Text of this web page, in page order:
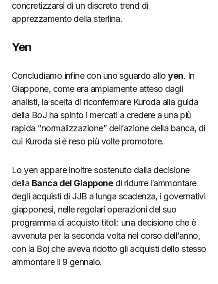
concretizzarsi di un discreto trend di
apprezzamento della sterlina.
Yen
Concludiamo infine con uno sguardo alloyen. In
Giappone, come era ampiamente atteso dagli
analisti, la scelta di riconfermare Kuroda alla guida
della BoJ ha spinto i mercati a credere a una più
rapida “normalizzazione” dell’azione della banca, di
cui Kuroda si è reso più volte promotore.
Lo yen appare inoltre sostenuto dalla decisione
della Banca del Giapponedi ridurre l’ammontare
degli acquisti di JJB a lunga scadenza, i governativi
giapponesi, nelle regolari operazioni del suo
programma di acquisto titoli: una decisione che è
avvenuta per la seconda volta nel corso dell’anno,
con la Boj che aveva ridotto gli acquisti dello stesso
ammontare il 9 gennaio.